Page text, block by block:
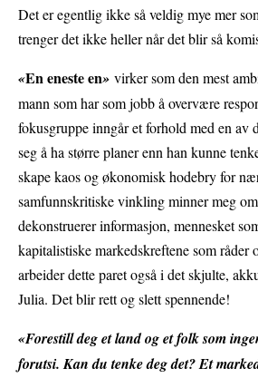
Det er egentlig ikke så veldig mye mer
trenger det ikke heller når det blir så
«En eneste en» virker som den mest
mann som har som jobb å overvære
fokusgruppe inngår et forhold med en av
seg å ha større planer enn han kunne
skape kaos og økonomisk hodebry for
samfunnskritiske vinkling minner meg
dekonstruerer informasjon, mennesket
kapitalistiske markedskreftene som råder
arbeider dette paret også i det skjulte,
Julia. Det blir rett og slett spennende!
«Forestill deg et land og et folk som
forutsi. Kan du tenke deg det? Et